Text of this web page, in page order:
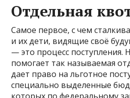
Отдельная
Самое первое, с чем
и их дети, видящие своё
— это процесс поступления.
помогает так называемая
дает право на льготное
специально выделенные